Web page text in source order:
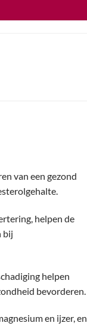
van een gezond
helpen de
bij
helpen
bevorderen.
en ijzer, en